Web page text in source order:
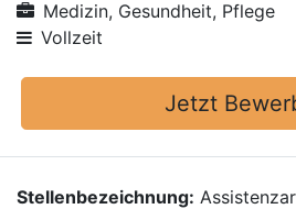
Medizin, Gesundheit, Pflege
Vollzeit
Jetzt
Stellenbezeichnung: